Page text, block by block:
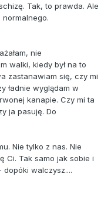
Tak, to prawda. Ale
nie
walki, kiedy był na to
zastanawiam się, czy mi
ładnie wyglądam w
kanapie. Czy mi ta
ja pasuję. Do
Nie tylko z nas. Nie
Ci. Tak samo jak sobie i
walczysz....